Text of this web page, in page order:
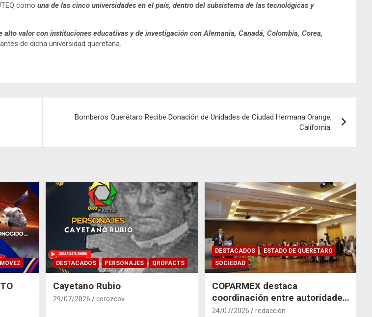
como una de las cinco universidades en el país, dentro del subsistema de las tecnológicas y
alto valor con instituciones educativas y de investigación con Alemania, Canadá, Colombia, Corea,
de dicha universidad queretana.
Bomberos Querétaro Recibe Donación de Unidades de Ciudad Hermana Orange,
California.
DESTACADOS PERSONAJES QROFACTS
Cayetano Rubio
29/07/2026 corozcov
DESTACADOS
ESTADO DE QUERETARO
SOCIEDAD
COPARMEX destaca
coordinación entre autoridades
y empresas para mitigar el
24/07/2026 redacción